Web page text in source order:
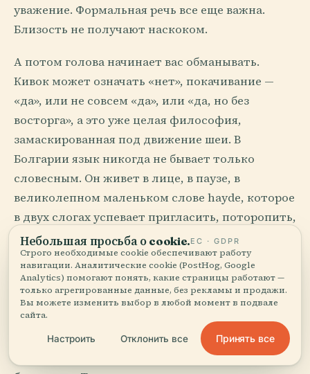
уважение. Формальная речь все еще важна.
Близость не получают наскоком.
А потом голова начинает вас обманывать.
Кивок может означать «нет», покачивание —
«да», или не совсем «да», или «да, но без
восторга», а это уже целая философия,
замаскированная под движение шеи. В
Болгарии язык никогда не бывает только
словесным. Он живет в лице, в паузе, в
великолепном маленьком слове hayde, которое
в двух слогах успевает пригласить, поторопить,
сдаться, отмахнуться и благословить.
Стол как серьезная форма
нежности
Болгарская еда обладает хорошими манерами:
приходит без соблазнения, а потом все равно
Небольшая просьба о cookie.ЕС · GDPR
Строго необходимые cookie обеспечивают работу
навигации. Аналитические cookie (PostHog, Google
Analytics) помогают понять, какие страницы работают —
только агрегированные данные, без рекламы и продажи.
Вы можете изменить выбор в любой момент в подвале
сайта.
Настроить Отклонить все Принять все